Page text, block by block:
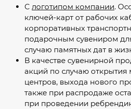
С логотипом компании.
ключей-карт от рабочих
корпоративных
подарочным сувениром
случаю памятных дат в
В качестве сувенирной
акций по случаю открытия
центров, выхода нового
также при распродаже
при проведении